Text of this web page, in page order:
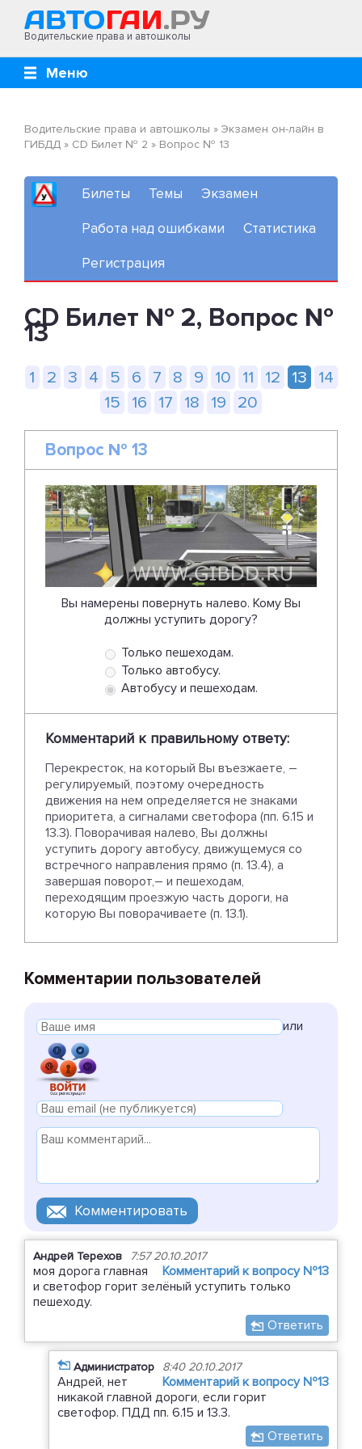
Водительские права и автошколы
Меню
Водительские права и автошколы » Экзамен он-лайн в
ГИБДД » CD Билет № 2 » Вопрос № 13
Билеты Темы Экзамен
Работа над ошибками Статистика
Регистрация
CD Билет № 2, Вопрос №
13
1 2 3 4 5 6 7 8 9 10 11 12 13
14
15
16 17 18 19 20
Вопрос № 13
Вы намерены повернуть налево. Кому Вы
должны уступить дорогу?
Только пешеходам.
Только автобусу.
Автобусу и пешеходам.
Комментарий к правильному ответу:
Перекресток, на который Вы въезжаете, –
регулируемый, поэтому очередность
движения на нем определяется не знаками
приоритета, а сигналами светофора (пп. 6.15 и
13.3). Поворачивая налево, Вы должны
уступить дорогу автобусу, движущемуся со
встречного направления прямо (п. 13.4), а
завершая поворот,– и пешеходам,
переходящим проезжую часть дороги, на
которую Вы поворачиваете (п. 13.1).
Комментарии пользователей
или
Андрей Терехов 7:57 20.10.2017
Комментарий к вопросу №13
моя дорога главная
и светофор горит зелёный уступить только
пешеходу.
Ответить
Администратор 8:40 20.10.2017
Комментарий к вопросу №13
Андрей, нет
никакой главной дороги, если горит
светофор. ПДД пп. 6.15 и 13.3.
Ответить